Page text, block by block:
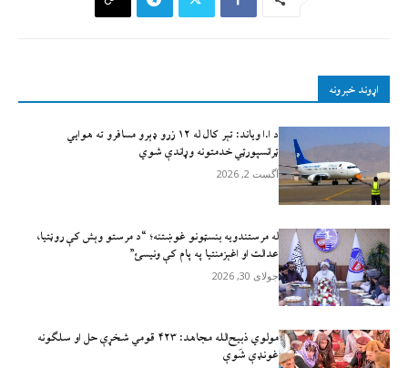
اړوند خبرونه
د ا.ا وياند: تېر کال له ۱۲ زرو ډېرو مسافرو ته هوايي
ټرانسپورټي خدمتونه وړاندې شوي
آگست 2, 2026
له مرستندویه بنسټونو غوښتنه؛ “د مرستو وېش کې روڼتیا،
عدالت او اغېزمنتیا په پام کې ونیسئ”
جولای 30, 2026
مولوي ذبيح‌الله مجاهد: ۴۲۳ قومي شخړې حل او سلګونه
غونډې شَوې